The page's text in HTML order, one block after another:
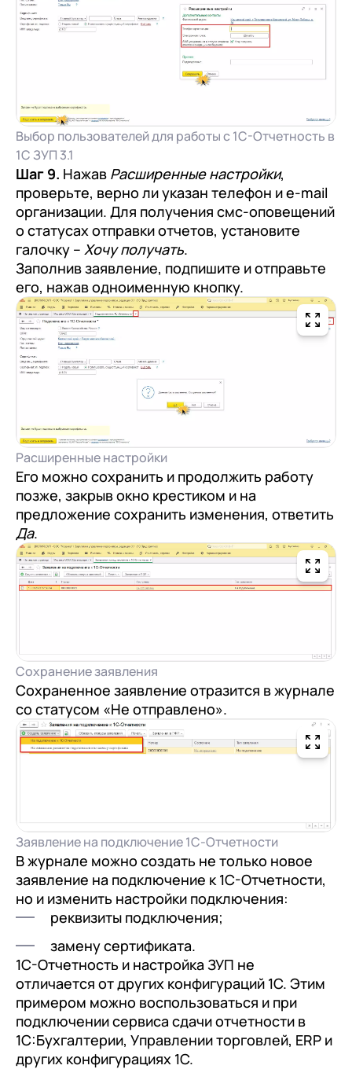
Выбор пользователей для работы с 1С-Отчетность в
1С ЗУП 3.1
Шаг 9. Нажав Расширенные настройки,
проверьте, верно ли указан телефон и e-mail
организации. Для получения смс-оповещений
о статусах отправки отчетов, установите
галочку – Хочу получать.
Заполнив заявление, подпишите и отправьте
его, нажав одноименную кнопку.
Расширенные настройки
Его можно сохранить и продолжить работу
позже, закрыв окно крестиком и на
предложение сохранить изменения, ответить
Да.
Сохранение заявления
Сохраненное заявление отразится в журнале
со статусом «Не отправлено».
Заявление на подключение 1C-Отчетности
В журнале можно создать не только новое
заявление на подключение к 1С-Отчетности,
но и изменить настройки подключения:
реквизиты подключения;
замену сертификата.
1С-Отчетность и настройка ЗУП не
отличается от других конфигураций 1С. Этим
примером можно воспользоваться и при
подключении сервиса сдачи отчетности в
1С:Бухгалтерии, Управлении торговлей, ERP и
других конфигурациях 1С.